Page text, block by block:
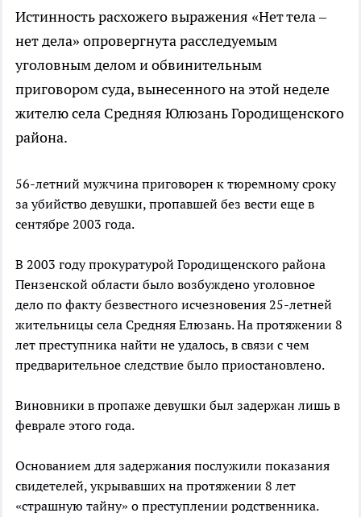
Истинность расхожего выражения «Нет тела –
нет дела» опровергнута расследуемым
уголовным делом и обвинительным
приговором суда, вынесенного на этой неделе
жителю села Средняя Юлюзань Городищенского
района.
56-летний мужчина приговорен к тюремному сроку
за убийство девушки, пропавшей без вести еще в
сентябре 2003 года.
В 2003 году прокуратурой Городищенского района
Пензенской области было возбуждено уголовное
дело по факту безвестного исчезновения 25-летней
жительницы села Средняя Елюзань. На протяжении 8
лет преступника найти не удалось, в связи с чем
предварительное следствие было приостановлено.
Виновники в пропаже девушки был задержан лишь в
феврале этого года.
Основанием для задержания послужили показания
свидетелей, укрывавших на протяжении 8 лет
«страшную тайну» о преступлении родственника.